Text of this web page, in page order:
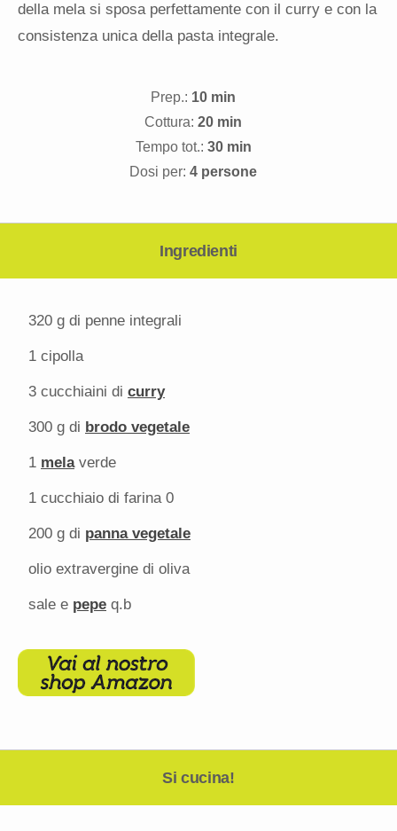
della mela si sposa perfettamente con il curry e con la
consistenza unica della pasta integrale.
Prep.: 10 min
Cottura: 20 min
Tempo tot.: 30 min
Dosi per: 4 persone
Ingredienti
320 g di penne integrali
1 cipolla
3 cucchiaini di curry
300 g di brodo vegetale
1 melaverde
1 cucchiaio di farina 0
200 g di panna vegetale
olio extravergine di oliva
sale e pepe q.b
Si cucina!